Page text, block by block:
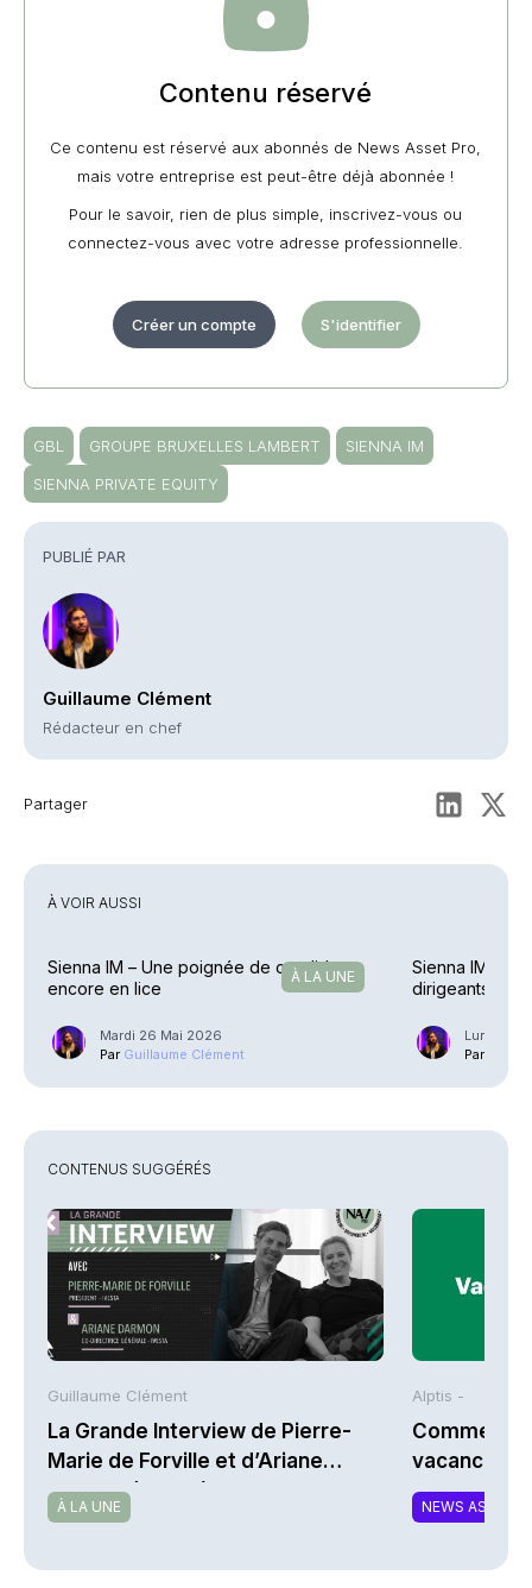
PUBLIÉ PAR
Guillaume Clément
Rédacteur en chef
Partager
Contenu réservé
Ce contenu est réservé aux abonnés de News Asset Pro,
mais votre entreprise est peut-être déjà abonnée !
Pour le savoir, rien de plus simple, inscrivez-vous ou
connectez-vous avec votre adresse professionnelle.
Créer un compte S'identifier
GBL GROUPE BRUXELLES LAMBERT
SIENNA IM
SIENNA PRIVATE EQUITY
À VOIR AUSSI
À LA UNE
Sienna IM – Une poignée de candidats
encore en lice
Mardi 26 Mai 2026
Par Guillaume Clément
Sienna IM –
dirigeants
Lundi 25
Par
CONTENUS SUGGÉRÉS
Guillaume Clément
La Grande Interview de Pierre-
Marie de Forville et d’Ariane
Darmon (Ivesta)
À LA UNE
Alptis -
Comment
vacances à
NEWS